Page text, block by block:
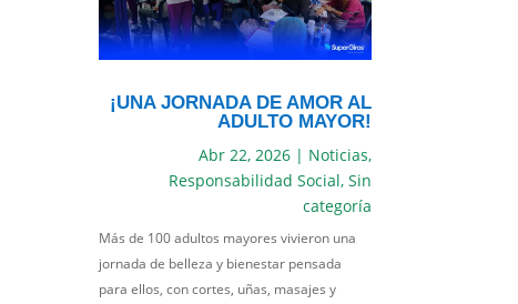
¡UNA JORNADA DE AMOR AL
ADULTO MAYOR!
Abr 22, 2026| Noticias,
Responsabilidad Social, Sin
categoría
Más de 100 adultos mayores vivieron una
jornada de belleza y bienestar pensada
para ellos, con cortes, uñas, masajes y